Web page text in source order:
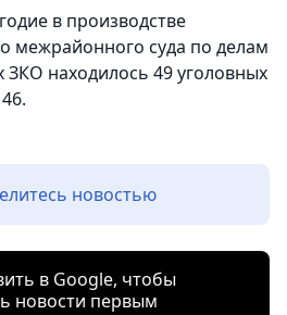
в производстве
межрайонного суда по делам
находилось 49 уголовных
новостью
в Google, чтобы
новости первым